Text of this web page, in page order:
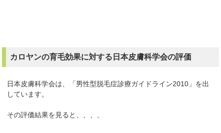
カロヤンの育毛効果に対する日本皮膚科学会の評価
日本皮膚科学会は、「男性型脱毛症診療ガイドライン2010」を出
しています。
その評価結果を見ると、、、、